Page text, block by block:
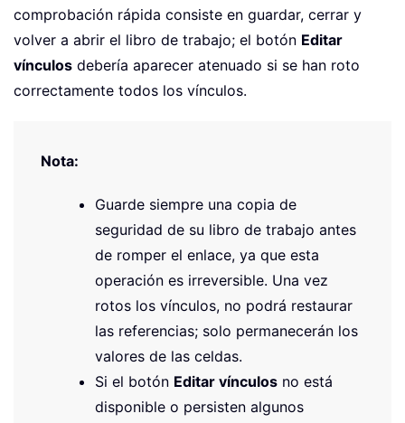
comprobación rápida consiste en guardar, cerrar y
volver a abrir el libro de trabajo; el botón Editar
vínculos debería aparecer atenuado si se han roto
correctamente todos los vínculos.
Nota:
Guarde siempre una copia de
seguridad de su libro de trabajo antes
de romper el enlace, ya que esta
operación es irreversible. Una vez
rotos los vínculos, no podrá restaurar
las referencias; solo permanecerán los
valores de las celdas.
Si el botón Editar vínculos no está
disponible o persisten algunos